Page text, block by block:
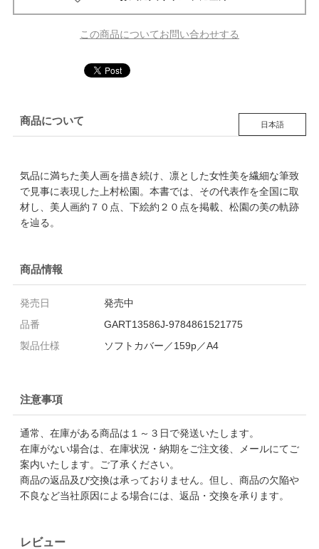
この商品についてお問い合わせする
商品について 日本語
気品に満ちた美人画を描き続け、凛とした女性美を繊細な筆致
で見事に表現した上村松園。本書では、その代表作を全国に取
材し、美人画約７０点、下絵約２０点を掲載、松園の美の軌跡
を辿る。
商品情報
発売日
発売中
品番
GART13586J-9784861521775
製品仕様
ソフトカバー／159p／A4
注意事項
通常、在庫がある商品は１～３日で発送いたします。
在庫がない場合は、在庫状況・納期をご注文後、メールにてご
案内いたします。ご了承ください。
商品の返品及び交換は承っておりません。但し、商品の欠陥や
不良など当社原因による場合には、返品・交換を承ります。
レビュー